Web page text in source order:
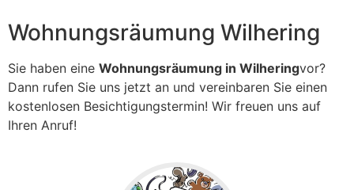
Wohnungsräumung Wilhering
Sie haben eine Wohnungsräumung in Wilheringvor?
Dann rufen Sie uns jetzt an und vereinbaren Sie einen
kostenlosen Besichtigungstermin! Wir freuen uns auf
Ihren Anruf!